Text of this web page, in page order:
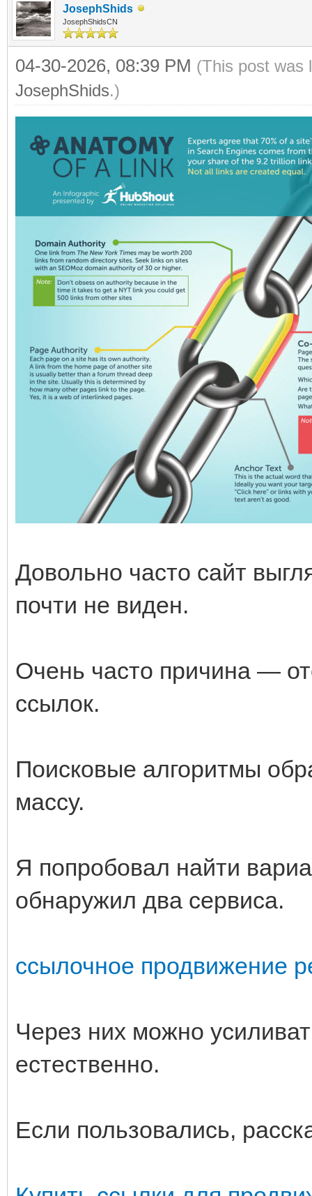
JosephShids
JosephShidsCN
04-30-2026, 08:39 PM (This post was
JosephShids.)
Довольно часто сайт
почти не виден.
Очень часто причина —
ссылок.
Поисковые алгоритмы
массу.
Я попробовал найти
обнаружил два сервиса.
ссылочное продвижение
Через них можно
естественно.
Если пользовались,